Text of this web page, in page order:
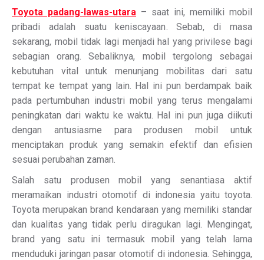
Toyota padang-lawas-utara – saat ini, memiliki mobil
pribadi adalah suatu keniscayaan. Sebab, di masa
sekarang, mobil tidak lagi menjadi hal yang privilese bagi
sebagian orang. Sebaliknya, mobil tergolong sebagai
kebutuhan vital untuk menunjang mobilitas dari satu
tempat ke tempat yang lain. Hal ini pun berdampak baik
pada pertumbuhan industri mobil yang terus mengalami
peningkatan dari waktu ke waktu. Hal ini pun juga diikuti
dengan antusiasme para produsen mobil untuk
menciptakan produk yang semakin efektif dan efisien
sesuai perubahan zaman.
Salah satu produsen mobil yang senantiasa aktif
meramaikan industri otomotif di indonesia yaitu toyota.
Toyota merupakan brand kendaraan yang memiliki standar
dan kualitas yang tidak perlu diragukan lagi. Mengingat,
brand yang satu ini termasuk mobil yang telah lama
menduduki jaringan pasar otomotif di indonesia. Sehingga,